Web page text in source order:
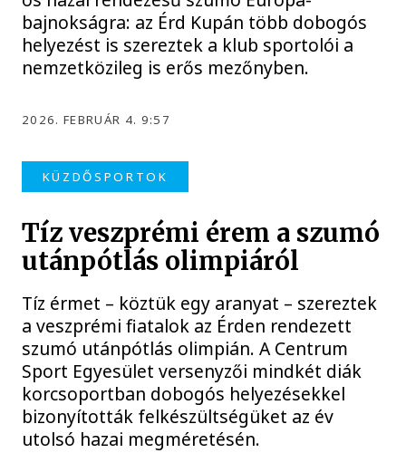
bajnokságra: az Érd Kupán több dobogós
helyezést is szereztek a klub sportolói a
nemzetközileg is erős mezőnyben.
2026. FEBRUÁR 4. 9:57
KÜZDŐSPORTOK
Tíz veszprémi érem a szumó
utánpótlás olimpiáról
Tíz érmet – köztük egy aranyat – szereztek
a veszprémi fiatalok az Érden rendezett
szumó utánpótlás olimpián. A Centrum
Sport Egyesület versenyzői mindkét diák
korcsoportban dobogós helyezésekkel
bizonyították felkészültségüket az év
utolsó hazai megméretésén.